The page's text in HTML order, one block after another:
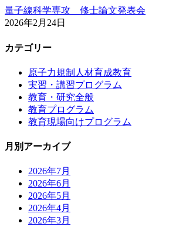
量子線科学専攻 修士論文発表会
2026年2月24日
カテゴリー
原子力規制人材育成教育
実習・講習プログラム
教育・研究全般
教育プログラム
教育現場向けプログラム
月別アーカイブ
2026年7月
2026年6月
2026年5月
2026年4月
2026年3月